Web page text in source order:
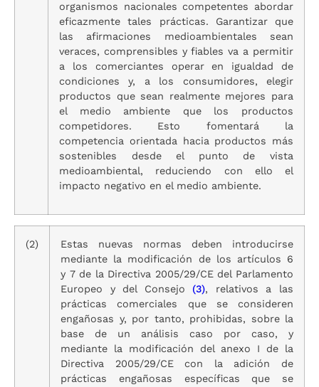
organismos nacionales competentes abordar
eficazmente tales prácticas. Garantizar que
las afirmaciones medioambientales sean
veraces, comprensibles y fiables va a permitir
a los comerciantes operar en igualdad de
condiciones y, a los consumidores, elegir
productos que sean realmente mejores para
el medio ambiente que los productos
competidores. Esto fomentará la
competencia orientada hacia productos más
sostenibles desde el punto de vista
medioambiental, reduciendo con ello el
impacto negativo en el medio ambiente.
(2)
Estas nuevas normas deben introducirse
mediante la modificación de los artículos 6
y 7 de la Directiva 2005/29/CE del Parlamento
Europeo y del Consejo (3), relativos a las
prácticas comerciales que se consideren
engañosas y, por tanto, prohibidas, sobre la
base de un análisis caso por caso, y
mediante la modificación del anexo I de la
Directiva 2005/29/CE con la adición de
prácticas engañosas específicas que se